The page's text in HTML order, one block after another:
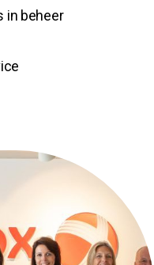
in beheer